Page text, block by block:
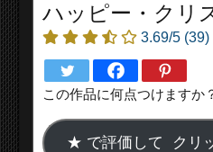
ハッピー・クリ
3.69/5 (39)
この作品に何点つけますか